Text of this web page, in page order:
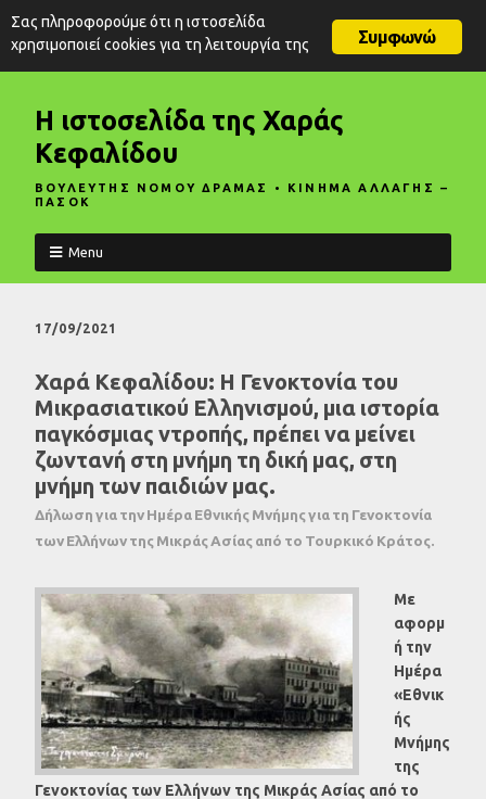
Η ιστοσελίδα της Χαράς
Κεφαλίδου
ΒΟΥΛΕΥΤΗΣ ΝΟΜΟΥ ΔΡΑΜΑΣ • ΚΙΝΗΜΑ ΑΛΛΑΓΗΣ –
ΠΑΣΟΚ
Menu
17/09/2021
Χαρά Κεφαλίδου: Η Γενοκτονία του
Μικρασιατικού Ελληνισμού, μια ιστορία
παγκόσμιας ντροπής, πρέπει να μείνει
ζωντανή στη μνήμη τη δική μας, στη
μνήμη των παιδιών μας.
Δήλωση για την Ημέρα Εθνικής Μνήμης για τη Γενοκτονία
των Ελλήνων της Μικράς Ασίας από το Τουρκικό Κράτος.
Με
αφορμ
ή την
Ημέρα
«Εθνικ
ής
Μνήμης
της
Γενοκτονίας των Ελλήνων της Μικράς Ασίας από το
Συμφωνώ
Σας πληροφορούμε ότι η ιστοσελίδα
χρησιμοποιεί cookies για τη λειτουργία της